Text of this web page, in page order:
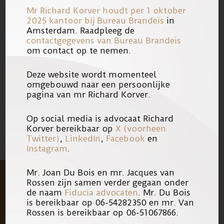
Voor een versie van de, om privacy
redenen geanonimiseerde, volledige
uitspraak, kunt u klikken op de link
06/06/2011 Link
Mr Richard Korver houdt per 1 oktober
2025 kantoor bij Bureau Brandeis in
Amsterdam. Raadpleeg de
contactgegevens van Bureau Brandeis
om contact op te nemen.
Deze website wordt momenteel
omgebouwd naar een persoonlijke
pagina van mr Richard Korver.
Op social media is advocaat Richard
Korver bereikbaar op X (voorheen
Twitter) , LinkedIn , Facebook en
Instagram .
Mr. Joan Du Bois en mr. Jacques van
Rossen zijn samen verder gegaan onder
de naam Fiducia advocaten . Mr. Du Bois
is bereikbaar op 06-54282350 en mr. Van
Rossen is bereikbaar op 06-51067866.